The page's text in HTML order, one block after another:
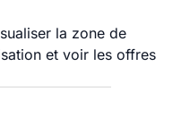
la zone de
et voir les offres